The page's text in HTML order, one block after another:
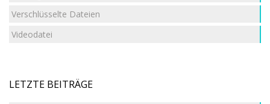
Verschlüsselte Dateien
Videodatei
LETZTE BEITRÄGE